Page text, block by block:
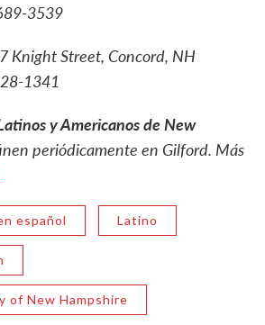
3539
Knight Street, Concord, NH
1341
y Americanos de New
periódicamente en Gilford. Más
español Latino
of New Hampshire